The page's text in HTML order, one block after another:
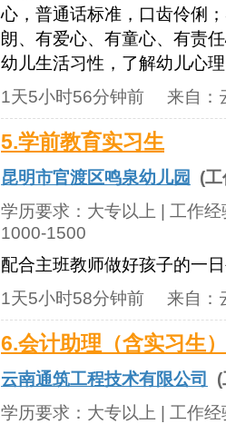
心，普通话标准，口齿伶俐
朗、有爱心、有童心、有责
幼儿生活习性，了解幼儿心
1天5小时56分钟前 来自：
5.学前教育实习生
昆明市官渡区鸣泉幼儿园
(
学历要求： 大专以上 | 工作
1000-1500
配合主班教师做好孩子的一
1天5小时58分钟前 来自：
6.会计助理（含实习生）
云南通筑工程技术有限公司
学历要求： 大专以上 | 工作